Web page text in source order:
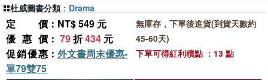
定價 ：NT$ 549 元
優惠價 ： 79折434 元
促銷優惠 ： 外文書周末優惠-
單79雙75
無庫存，下單後進貨(到貨天數約
45-60天)
下單可得紅利積點 ：13 點
杜威圖書分類 ： Drama